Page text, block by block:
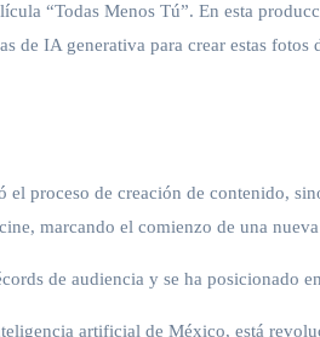
“Todas Menos Tú”. En esta
IA generativa para crear estas
proceso de creación de contenido,
marcando el comienzo de una nueva
de audiencia y se ha posicionado